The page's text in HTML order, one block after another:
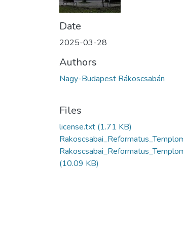
Date
2025-03-28
Authors
Nagy-Budapest Rákoscsabán
Files
license.txt (1.71 KB)
(10.09 KB)